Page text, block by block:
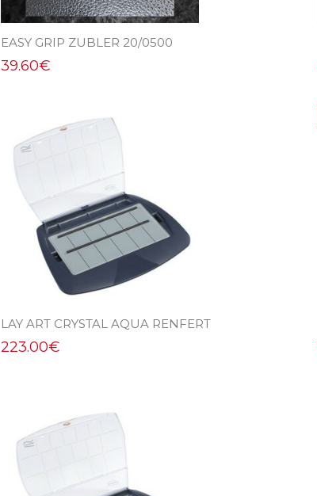
EASY GRIP ZUBLER 20/0500
39.60€
LAY ART CRYSTAL AQUA RENFERT
223.00€